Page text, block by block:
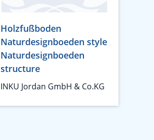
Holzfußboden
Naturdesignboeden style
Naturdesignboeden
structure
INKU Jordan GmbH & Co.KG